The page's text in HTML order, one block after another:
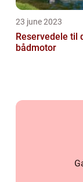
23 june 2023
Reservedele til
bådmotor